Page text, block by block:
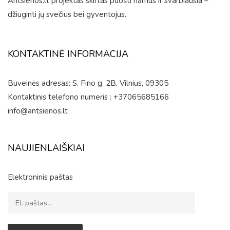
džiuginti jų svečius bei gyventojus.
KONTAKTINĖ INFORMACIJA
Buveinės adresas: S. Fino g. 2B, Vilnius, 09305
Kontaktinis telefono numeris : +37065685166
info@antsienos.lt
NAUJIENLAIŠKIAI
Elektroninis paštas